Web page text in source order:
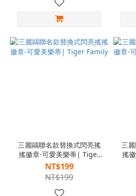
三麗鷗聯名款替換式閃亮搖
搖徽章-可愛美樂蒂| Tiger
Family
NT$199
NT$199
三
搖